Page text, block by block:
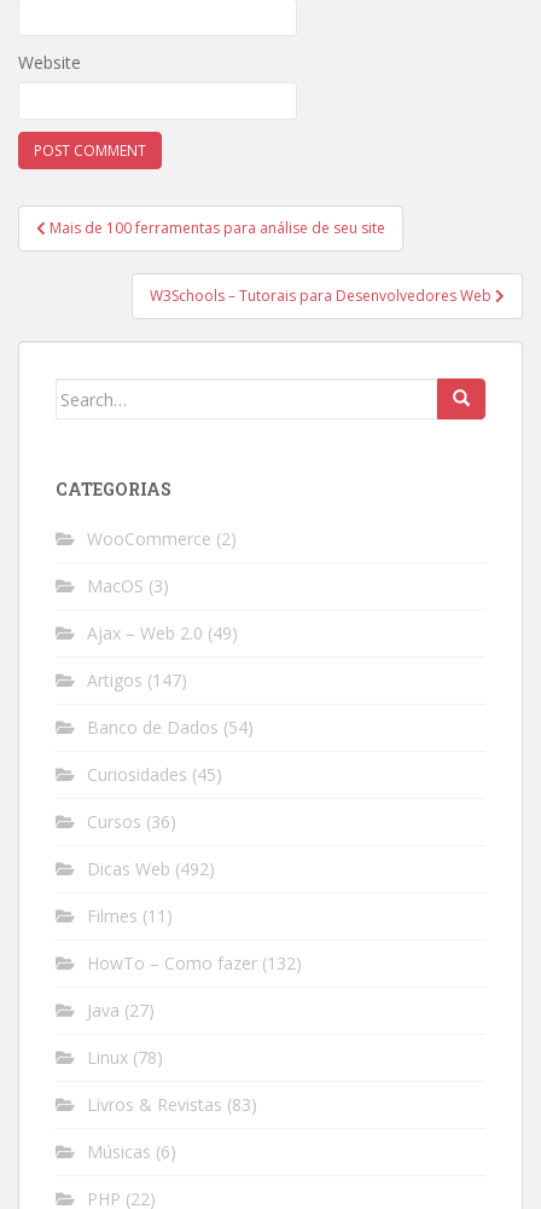
Website
Post
navigation
Mais de 100 ferramentas para análise de seu site
W3Schools – Tutorais para Desenvolvedores Web
Search
CATEGORIAS
WooCommerce (2)
MacOS (3)
Ajax – Web 2.0 (49)
Artigos (147)
Banco de Dados (54)
Curiosidades (45)
Cursos (36)
Dicas Web (492)
Filmes (11)
HowTo – Como fazer (132)
Java (27)
Linux (78)
Livros & Revistas (83)
Músicas (6)
PHP (22)